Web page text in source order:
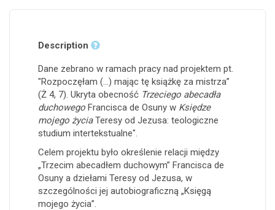
Description
Dane zebrano w ramach pracy nad projektem pt.
"Rozpoczęłam (...) mając tę książkę za mistrza”
(Ż 4, 7). Ukryta obecność Trzeciego abecadła
duchowego Francisca de Osuny w Księdze
mojego życiaTeresy od Jezusa: teologiczne
studium intertekstualne".
Celem projektu było określenie relacji między
„Trzecim abecadłem duchowym” Francisca de
Osuny a dziełami Teresy od Jezusa, w
szczególności jej autobiograficzną „Księgą
mojego życia”.